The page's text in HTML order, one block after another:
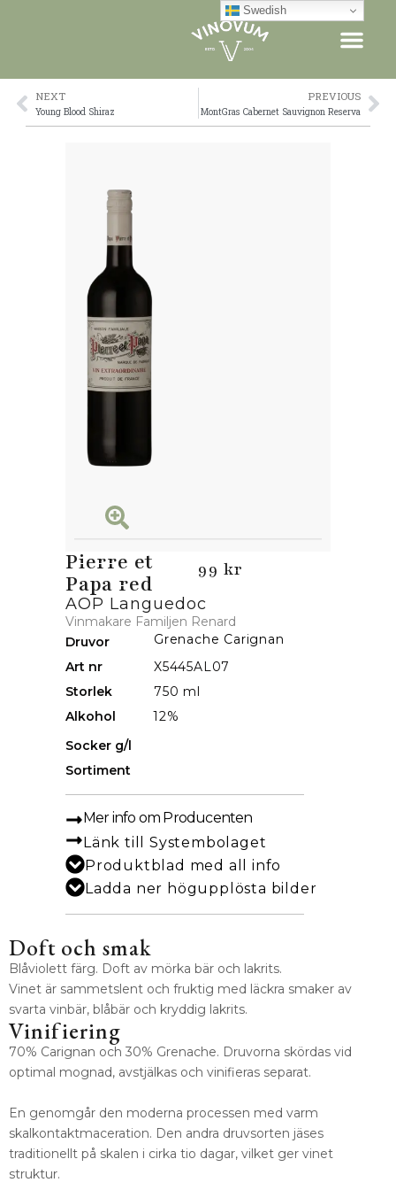
Prev
NEXT
Young Blood Shiraz
PREVIOUS
MontGras Cabernet Sauvignon Reserva
Pierre et
Papa red
99 kr
AOP Languedoc
Vinmakare Familjen Renard
Druvor
Grenache Carignan
Art nr
X5445AL07
Storlek
750 ml
Alkohol
12%
Socker g/l
Sortiment
Mer info om Producenten
Länk till Systembolaget
Produktblad med all info
Ladda ner högupplösta bilder
Doft och smak
Blåviolett färg. Doft av mörka bär och lakrits.
Vinet är sammetslent och fruktig med läckra smaker av
svarta vinbär, blåbär och kryddig lakrits.
Vinifiering
70% Carignan och 30% Grenache. Druvorna skördas vid
optimal mognad, avstjälkas och vinifieras separat.
En genomgår den moderna processen med varm
skalkontaktmaceration. Den andra druvsorten jäses
traditionellt på skalen i cirka tio dagar, vilket ger vinet
struktur.
Swedish